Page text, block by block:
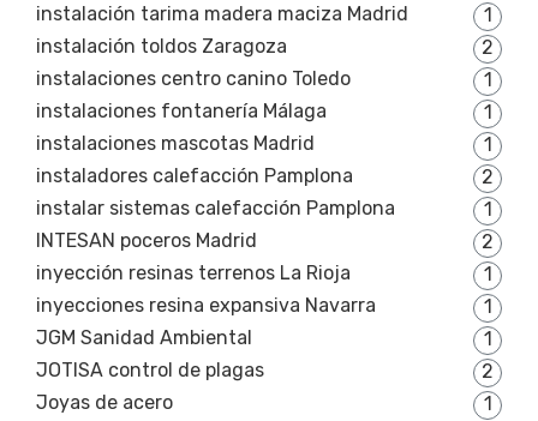
instalación tarima madera maciza Madrid
1
instalación toldos Zaragoza
2
instalaciones centro canino Toledo
1
instalaciones fontanería Málaga
1
instalaciones mascotas Madrid
1
instaladores calefacción Pamplona
2
instalar sistemas calefacción Pamplona
1
INTESAN poceros Madrid
2
inyección resinas terrenos La Rioja
1
inyecciones resina expansiva Navarra
1
JGM Sanidad Ambiental
1
JOTISA control de plagas
2
Joyas de acero
1